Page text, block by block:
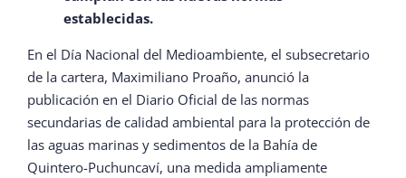
establecidas.
En el Día Nacional del Medioambiente, el subsecretario
de la cartera, Maximiliano Proaño, anunció la
publicación en el Diario Oficial de las normas
secundarias de calidad ambiental para la protección de
las aguas marinas y sedimentos de la Bahía de
Quintero-Puchuncaví, una medida ampliamente